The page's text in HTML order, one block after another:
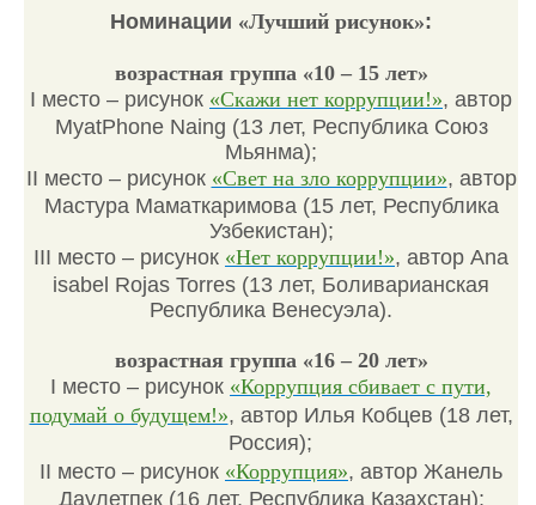
Номинации «Лучший рисунок»:
возрастная группа «10 – 15 лет»
I место – рисунок «Скажи нет коррупции!», автор
MyatPhone Naing (13 лет, Республика Союз
Мьянма);
II место – рисунок «Свет на зло коррупции», автор
Мастура Маматкаримова (15 лет, Республика
Узбекистан);
III место – рисунок «Нет коррупции!», автор Ana
isabel Rojas Torres (13 лет, Боливарианская
Республика Венесуэла).
возрастная группа «16 – 20 лет»
I место – рисунок «Коррупция сбивает с пути,
подумай о будущем!», автор Илья Кобцев (18 лет,
Россия);
II место – рисунок «Коррупция», автор Жанель
Даулетпек (16 лет, Республика Казахстан);